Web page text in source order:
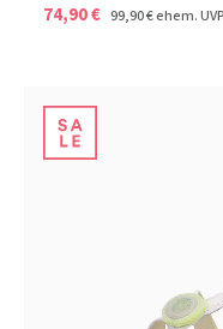
74,90 € 99,90 €ehem. UVP